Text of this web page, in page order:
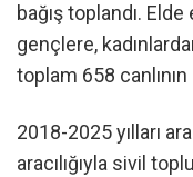
bağış toplandı.
gençlere,
toplam 658
2018-2025 yılları
aracılığıyla sivil